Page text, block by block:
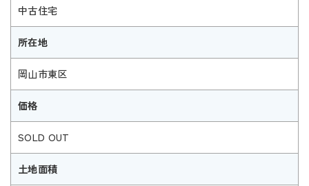
中古住宅
所在地
岡山市東区
価格
SOLD OUT
土地面積